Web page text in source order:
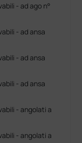
- ad ago n°
- ad ansa
- ad ansa
- ad ansa
- angolati a
- angolati a